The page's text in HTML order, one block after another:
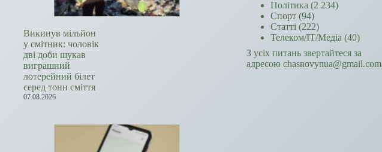
Викинув мільйон
у смітник: чоловік
дві доби шукав
виграшний
лотерейний білет
серед тонн сміття
07.08.2026
Політика (2 234)
Спорт (94)
Статті (222)
Телеком/ІТ/Медіа (40)
З усіх питань звертайтеся за
адресою chasnovynua@gmail.com